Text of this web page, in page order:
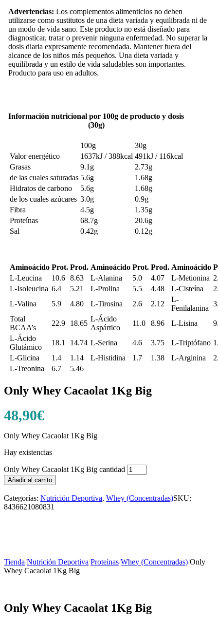
Advertencias: Los complementos alimenticios no deben
utilizarse como sustitutos de una dieta variada y equilibrada ni de
un modo de vida sano. Este producto no está diseñado para
diagnosticar, tratar o prevenir ninguna enfermedad. No superar la
dosis diaria expresamente recomendada. Mantener fuera del
alcance de los niños más pequeños. Una dieta variada y
equilibrada y un estilo de vida saludables son importantes.
Producto para uso en adultos.
Información nutricional por 100g de producto y dosis
(30g)
100g
30g
Valor energético
1637kJ / 388kcal 491kJ / 116kcal
Grasas
9.1g
2.73g
de las cuales saturadas 5.6g
1.68g
Hidratos de carbono
5.6g
1.68g
de los cuales azúcares 3.0g
0.9g
Fibra
4.5g
1.35g
Proteínas
68.7g
20.6g
Sal
0.42g 0.12g
Aminoácido Prot. Prod. Aminoácido Prot. Prod. Aminoácido
L-Leucina
10.6 8.63 L-Alanina 5.0 4.07 L-Metionina
L-Isoleucina 6.4 5.21 L-Prolina 5.5 4.48 L-Cisteína
L-Valina
5.9 4.80 L-Tirosina 2.6 2.12
L-
Fenilalanina
Total
BCAA’s
22.9 18.65
L-Ácido
Aspártico
11.0 8.96 L-Lisina
L-Ácido
Glutámico
18.1 14.74 L-Serina 4.6 3.75 L-Triptófano
L-Glicina
1.4 1.14 L-Histidina 1.7 1.38 L-Arginina
L-Treonina
6.7 5.46
Only Whey Cacaolat 1Kg Big
48,90€
Only Whey Cacaolat 1Kg Big
Hay existencias
Only Whey Cacaolat 1Kg Big cantidad
Añadir al carrito
Categorías: Nutrición Deportiva, Whey (Concentradas)SKU:
8436621080831
Tienda/Nutrición Deportiva/Proteínas/Whey (Concentradas)/Only
Whey Cacaolat 1Kg Big
Only Whey Cacaolat 1Kg Big